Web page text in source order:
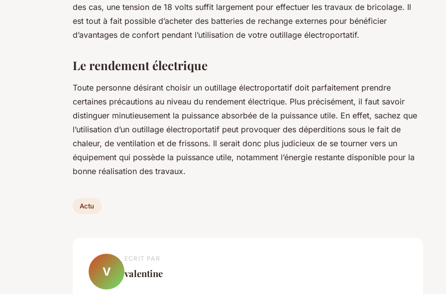
des cas, une tension de 18 volts suffit largement pour effectuer les travaux de bricolage. Il
est tout à fait possible d’acheter des batteries de rechange externes pour bénéficier
d’avantages de confort pendant l’utilisation de votre outillage électroportatif.
Le rendement électrique
Toute personne désirant choisir un outillage électroportatif doit parfaitement prendre
certaines précautions au niveau du rendement électrique. Plus précisément, il faut savoir
distinguer minutieusement la puissance absorbée de la puissance utile. En effet, sachez que
l’utilisation d’un outillage électroportatif peut provoquer des déperditions sous le fait de
chaleur, de ventilation et de frissons. Il serait donc plus judicieux de se tourner vers un
équipement qui possède la puissance utile, notamment l’énergie restante disponible pour la
bonne réalisation des travaux.
Actu
V
ECRIT PAR
valentine